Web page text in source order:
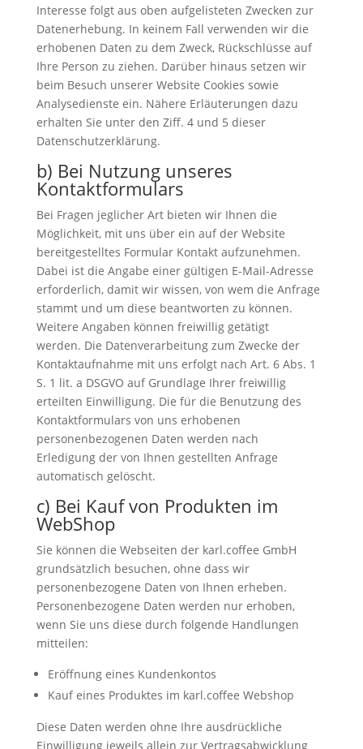
Interesse folgt aus oben aufgelisteten Zwecken zur
Datenerhebung. In keinem Fall verwenden wir die
erhobenen Daten zu dem Zweck, Rückschlüsse auf
Ihre Person zu ziehen. Darüber hinaus setzen wir
beim Besuch unserer Website Cookies sowie
Analysedienste ein. Nähere Erläuterungen dazu
erhalten Sie unter den Ziff. 4 und 5 dieser
Datenschutzerklärung.
b) Bei Nutzung unseres
Kontaktformulars
Bei Fragen jeglicher Art bieten wir Ihnen die
Möglichkeit, mit uns über ein auf der Website
bereitgestelltes Formular Kontakt aufzunehmen.
Dabei ist die Angabe einer gültigen E-Mail-Adresse
erforderlich, damit wir wissen, von wem die Anfrage
stammt und um diese beantworten zu können.
Weitere Angaben können freiwillig getätigt
werden. Die Datenverarbeitung zum Zwecke der
Kontaktaufnahme mit uns erfolgt nach Art. 6 Abs. 1
S. 1 lit. a DSGVO auf Grundlage Ihrer freiwillig
erteilten Einwilligung. Die für die Benutzung des
Kontaktformulars von uns erhobenen
personenbezogenen Daten werden nach
Erledigung der von Ihnen gestellten Anfrage
automatisch gelöscht.
c) Bei Kauf von Produkten im
WebShop
Sie können die Webseiten der karl.coffee GmbH
grundsätzlich besuchen, ohne dass wir
personenbezogene Daten von Ihnen erheben.
Personenbezogene Daten werden nur erhoben,
wenn Sie uns diese durch folgende Handlungen
mitteilen:
Eröffnung eines Kundenkontos
Kauf eines Produktes im karl.coffee Webshop
Diese Daten werden ohne Ihre ausdrückliche
Einwilligung jeweils allein zur Vertragsabwicklung